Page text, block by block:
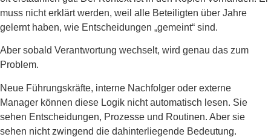
muss nicht erklärt werden, weil alle Beteiligten über Jahre
gelernt haben, wie Entscheidungen „gemeint“ sind.
Aber sobald Verantwortung wechselt, wird genau das zum
Problem.
Neue Führungskräfte, interne Nachfolger oder externe
Manager können diese Logik nicht automatisch lesen. Sie
sehen Entscheidungen, Prozesse und Routinen. Aber sie
sehen nicht zwingend die dahinterliegende Bedeutung.